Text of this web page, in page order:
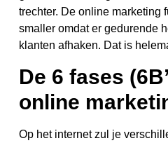
trechter. De online marketing
smaller omdat er gedurende
klanten afhaken. Dat is
De 6 fases
online
Op het internet zul je